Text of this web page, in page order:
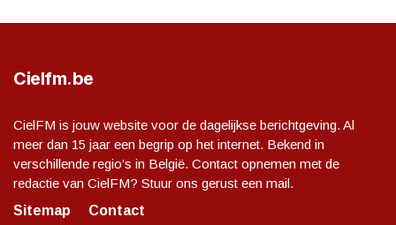
Cielfm.be
CielFM is jouw website voor de dagelijkse berichtgeving. Al
meer dan 15 jaar een begrip op het internet. Bekend in
verschillende regio’s in België. Contact opnemen met de
redactie van CielFM? Stuur ons gerust een mail.
Sitemap
Contact